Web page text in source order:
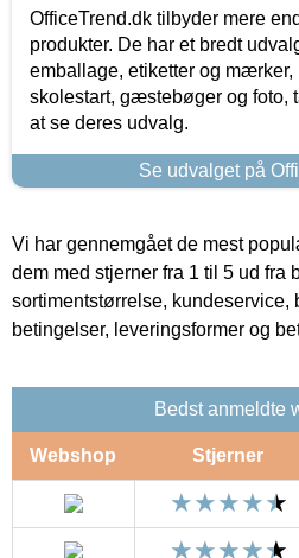
OfficeTrend.dk tilbyder mere
produkter. De har et bredt
emballage, etiketter og mærker,
skolestart, gæstebøger og foto,
at se deres udvalg.
Se udvalget på
Vi har gennemgået de mest
dem med stjerner fra 1 til 5 ud fra
sortimentstørrelse, kundeservice,
betingelser, leveringsformer og
Bedst anmeldte
Webshop Stjerner